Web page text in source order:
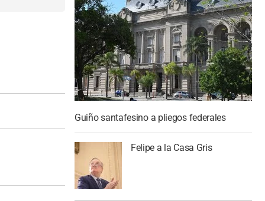
Guiño santafesino a pliegos federales
Felipe a la Casa Gris